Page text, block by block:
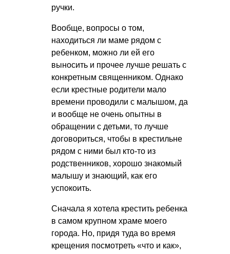
ручки.
Вообще, вопросы о том,
находиться ли маме рядом с
ребенком, можно ли ей его
выносить и прочее лучше решать с
конкретным священником. Однако
если крестные родители мало
времени проводили с малышом, да
и вообще не очень опытны в
обращении с детьми, то лучше
договориться, чтобы в крестильне
рядом с ними был кто-то из
родственников, хорошо знакомый
малышу и знающий, как его
успокоить.
Сначала я хотела крестить ребенка
в самом крупном храме моего
города. Но, придя туда во время
крещения посмотреть «что и как»,